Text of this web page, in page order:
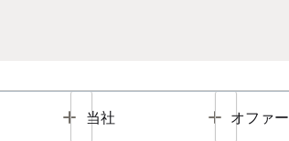
Toggle
当社 Toggle
オファー